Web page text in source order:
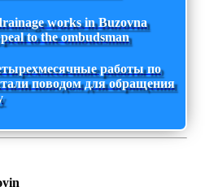
works in Buzovna
to the ombudsman
работы по
поводом для обращения